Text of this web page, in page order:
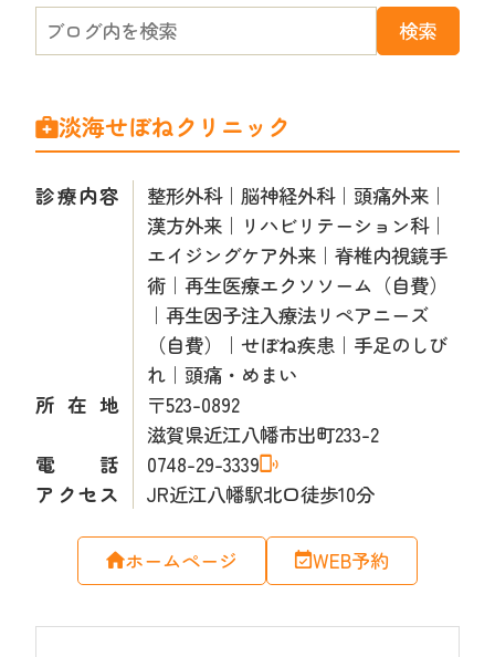
淡海せぼねクリニック
診療内容
整形外科｜脳神経外科｜頭痛外来｜
漢方外来｜リハビリテーション科｜
エイジングケア外来｜脊椎内視鏡手
術｜再生医療エクソソーム（自費）
｜再生因子注入療法リペアニーズ
（自費）｜せぼね疾患｜手足のしび
れ｜頭痛・めまい
所在地
〒523-0892
滋賀県近江八幡市出町233-2
電話
0748-29-3339
アクセス
JR近江八幡駅北口徒歩10分
ホームページ WEB予約